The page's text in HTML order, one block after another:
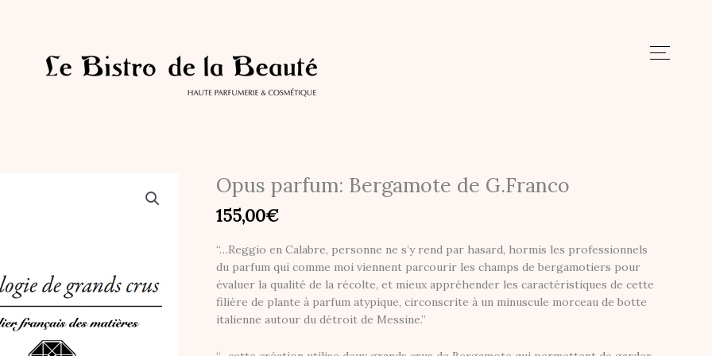
Opus parfum: Bergamote de G.Franco
155,00€
“…Reggio en Calabre, personne ne s’y rend par hasard, hormis les professionnels
du parfum qui comme moi viennent parcourir les champs de bergamotiers pour
évaluer la qualité de la récolte, et mieux appréhender les caractéristiques de cette
filière de plante à parfum atypique, circonscrite à un minuscule morceau de botte
italienne autour du détroit de Messine.”